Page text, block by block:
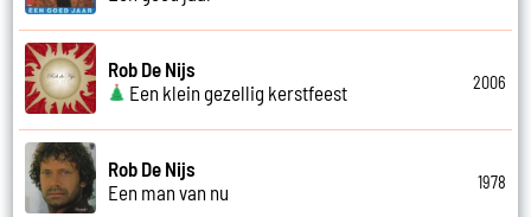
Rob De Nijs
Een klein gezellig kerstfeest
2006
Rob De Nijs
Een man van nu
1978